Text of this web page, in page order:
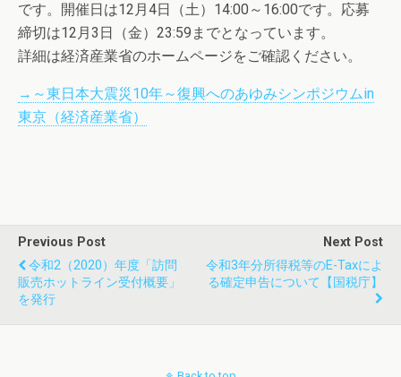
です。開催日は12月4日（土）14:00～16:00です。応募
締切は12月3日（金）23:59までとなっています。
詳細は経済産業省のホームページをご確認ください。
→～東日本大震災10年～復興へのあゆみシンポジウムin
東京（経済産業省）
Previous Post
令和2（2020）年度「訪問
販売ホットライン受付概要」
を発行
Next Post
令和3年分所得税等のe-Taxによ
る確定申告について【国税庁】